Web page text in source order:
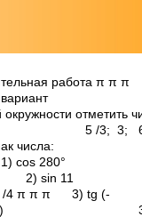
работа π π π
3
отметить
/3; 3;
280°
sin 11
3) tg (­
3) tg